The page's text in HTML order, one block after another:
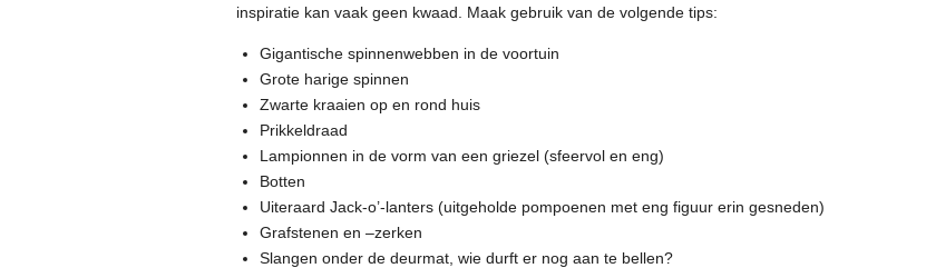
inspiratie kan vaak geen kwaad. Maak gebruik van de volgende tips:
Gigantische spinnenwebben in de voortuin
Grote harige spinnen
Zwarte kraaien op en rond huis
Prikkeldraad
Lampionnen in de vorm van een griezel (sfeervol en eng)
Botten
Uiteraard Jack-o’-lanters (uitgeholde pompoenen met eng figuur erin gesneden)
Grafstenen en –zerken
Slangen onder de deurmat, wie durft er nog aan te bellen?